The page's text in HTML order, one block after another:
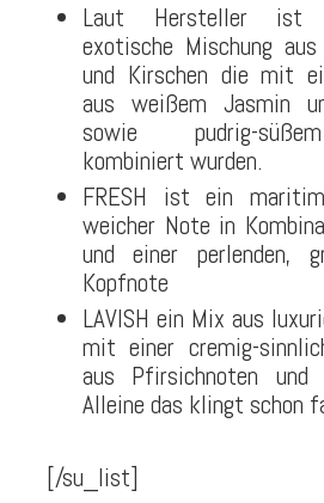
Laut Hersteller ist
exotische Mischung
und Kirschen die mit
aus weißem Jasmin
sowie pudrig-
kombiniert wurden.
FRESH ist ein
weicher Note in
und einer perlenden,
Kopfnote
LAVISH ein Mix aus
mit einer cremig-
aus Pfirsichnoten und
Alleine das klingt schon
[/su_list]